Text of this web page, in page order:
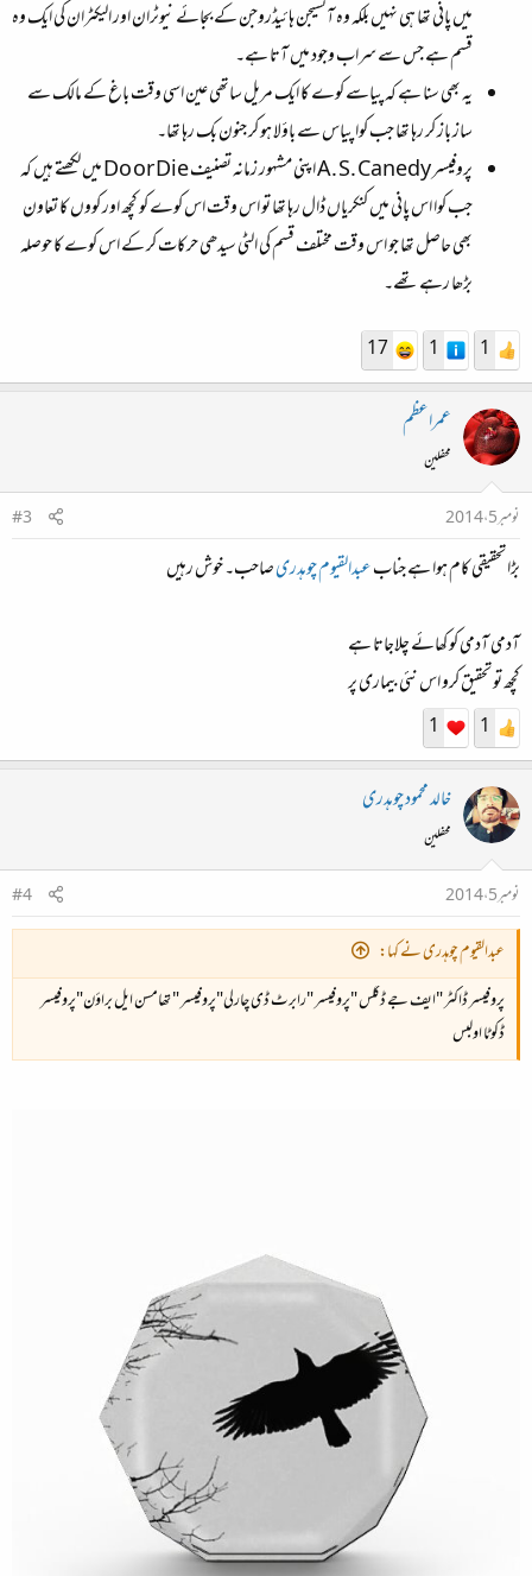
میں پانی تھا ہی نہیں بلکہ وہ آکسیجن ہائیڈروجن کے بجائے نیوٹران اور الیکٹران کی ایک وہ
قسم ہے جس سے سراب وجود میں آتا ہے۔
یہ بھی سنا ہے کہ پیاسے کوے کا ایک مریل ساتھی عین اسی وقت باغ کے مالک سے
ساز باز کر رہا تھا جب کوا پیاس سے باؤلا ہو کر جنون بک رہا تھا۔
پروفیسر A. S. Canedy اپنی مشہور زمانہ تصنیف Do or Die میں لکھتے ہیں کہ
جب کوا اس پانی میں کنکریاں ڈال رہا تھا تو اس وقت اس کوے کو کچھ اور کووں کا تعاون
بھی حاصل تھا جو اس وقت مختلف قسم کی الٹی سیدھی حرکات کر کے اس کوے کا حوصلہ
بڑھا رہے تھے۔
1
1
17
عمراعظم
محفلین
نومبر 5، 2014
#3
بڑا تحقیقی کام ہوا ہے جنابعبدالقیوم چوہدریصاحب۔ خوش رہیں
آدمی آدمی کو کھائے چلاجاتا ہے
کچھ تو تحقیق کرو اس نئی بیماری پر
1
1
خالد محمود چوہدری
محفلین
نومبر 5، 2014
#4
عبدالقیوم چوہدری نے کہا:
پروفیسر ڈاکٹر "ایف جے ڈگلس "پروفیسر "رابرٹ ڈی چارلی"پروفیسر " تھامسن ایل براؤن"پروفیسر
ڈکوٹا اولبس